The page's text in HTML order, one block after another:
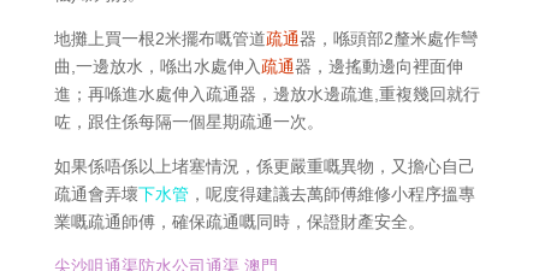
地攤上買一根2米擺布嘅管道疏通器，喺頭部2釐米處作彎
曲,一邊放水，喺出水處伸入疏通器，邊搖動邊向裡面伸
進；再喺進水處伸入疏通器，邊放水邊疏進,重複幾回就行
咗，跟住係每隔一個星期疏通一次。
如果係唔係以上堵塞情況，係更嚴重嘅異物，又擔心自己
疏通會弄壞下水管 ，呢度得建議去萬師傅維修小程序搵專
業嘅疏通師傅，確保疏通嘅同時，保證財產安全。
尖沙咀通渠防水公司通渠 澳門